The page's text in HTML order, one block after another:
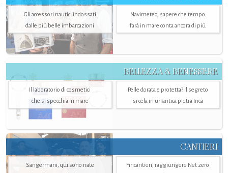
Gli accessori nautici indossati
dalle più belle imbarcazioni
Navimeteo, sapere che tempo
farà in mare conta ancora di più
BELLEZZA & BENESSERE
Il laboratorio di cosmetici
che si specchia in mare
Pelle dorata e protetta? Il segreto
si cela in un’antica pietra Inca
CANTIERI
Sangermani, qui sono nate
Fincantieri, raggiungere Net zero